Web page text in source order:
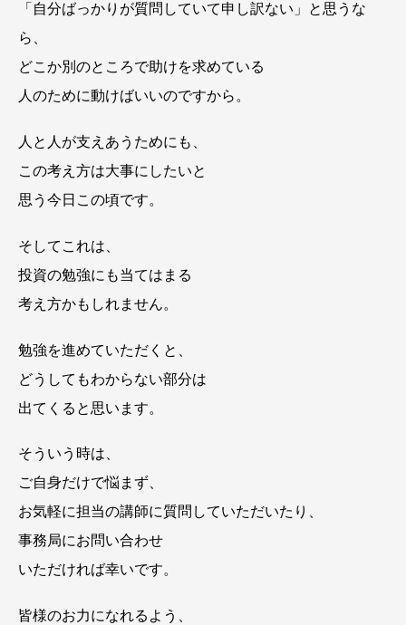
「自分ばっかりが質問していて申し訳ない」と思うな
ら、
どこか別のところで助けを求めている
人のために動けばいいのですから。
人と人が支えあうためにも、
この考え方は大事にしたいと
思う今日この頃です。
そしてこれは、
投資の勉強にも当てはまる
考え方かもしれません。
勉強を進めていただくと、
どうしてもわからない部分は
出てくると思います。
そういう時は、
ご自身だけで悩まず、
お気軽に担当の講師に質問していただいたり、
事務局にお問い合わせ
いただければ幸いです。
皆様のお力になれるよう、